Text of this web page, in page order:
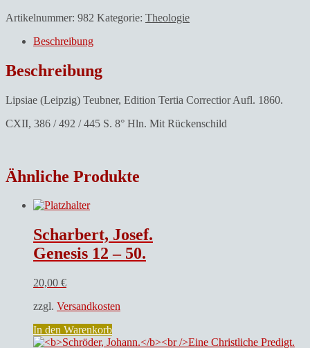
Artikelnummer: 982 Kategorie: Theologie
Beschreibung
Beschreibung
Lipsiae (Leipzig) Teubner, Edition Tertia Correctior Aufl. 1860.
CXII, 386 / 492 / 445 S. 8° Hln. Mit Rückenschild
Ähnliche Produkte
Scharbert, Josef.
Genesis 12 – 50.
20,00 €
zzgl. Versandkosten
In den Warenkorb